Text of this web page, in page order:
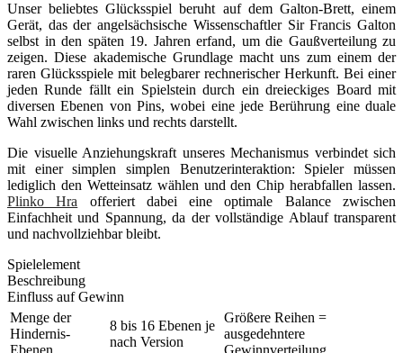
Unser beliebtes Glücksspiel beruht auf dem Galton-Brett, einem
Gerät, das der angelsächsische Wissenschaftler Sir Francis Galton
selbst in den späten 19. Jahren erfand, um die Gaußverteilung zu
zeigen. Diese akademische Grundlage macht uns zum einem der
raren Glücksspiele mit belegbarer rechnerischer Herkunft. Bei einer
jeden Runde fällt ein Spielstein durch ein dreieckiges Board mit
diversen Ebenen von Pins, wobei eine jede Berührung eine duale
Wahl zwischen links und rechts darstellt.
Die visuelle Anziehungskraft unseres Mechanismus verbindet sich
mit einer simplen simplen Benutzerinteraktion: Spieler müssen
lediglich den Wetteinsatz wählen und den Chip herabfallen lassen.
Plinko Hra offeriert dabei eine optimale Balance zwischen
Einfachheit und Spannung, da der vollständige Ablauf transparent
und nachvollziehbar bleibt.
Spielelement
Beschreibung
Einfluss auf Gewinn
Menge der
Hindernis-
Ebenen
8 bis 16 Ebenen je
nach Version
Größere Reihen =
ausgedehntere
Gewinnverteilung